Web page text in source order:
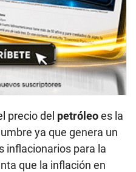
precio del petróleoes la
ya que genera un
inflacionarios para la
que la inflación en